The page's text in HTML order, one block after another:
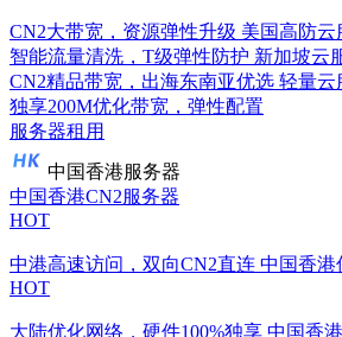
CN2大带宽，资源弹性升级 美国高防云
智能流量清洗，T级弹性防护 新加坡云
CN2精品带宽，出海东南亚优选 轻量云
独享200M优化带宽，弹性配置
服务器租用
中国香港服务器
中国香港CN2服务器
HOT
中港高速访问，双向CN2直连 中国香港
HOT
大陆优化网络，硬件100%独享 中国香